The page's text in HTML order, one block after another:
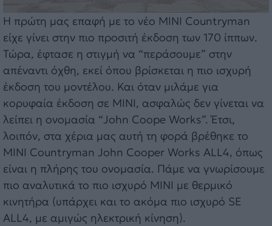
Η πρώτη μας επαφή με το νέο MINI Countryman
είχε γίνει στην πιο προσιτή έκδοση των 170 ίππων.
Τώρα, έφτασε η στιγμή να “περάσουμε” στην
απέναντι όχθη, εκεί όπου βρίσκεται η πιο ισχυρή
έκδοση του μοντέλου. Και όταν μιλάμε για
κορυφαία έκδοση σε MINI, ασφαλώς δεν γίνεται να
λείπει η ονομασία “John Coope Works”. Έτσι,
λοιπόν, στα χέρια μας αυτή τη φορά βρέθηκε το
MINI Countryman John Cooper Works ALL4, όπως
είναι η πλήρης του ονομασία. Πάμε να γνωρίσουμε
πιο αναλυτικά το πιο ισχυρό MINI με θερμικό
κινητήρα (υπάρχει και το ακόμα πιο ισχυρό SE
ALL4, με αμιγώς ηλεκτρική κίνηση).